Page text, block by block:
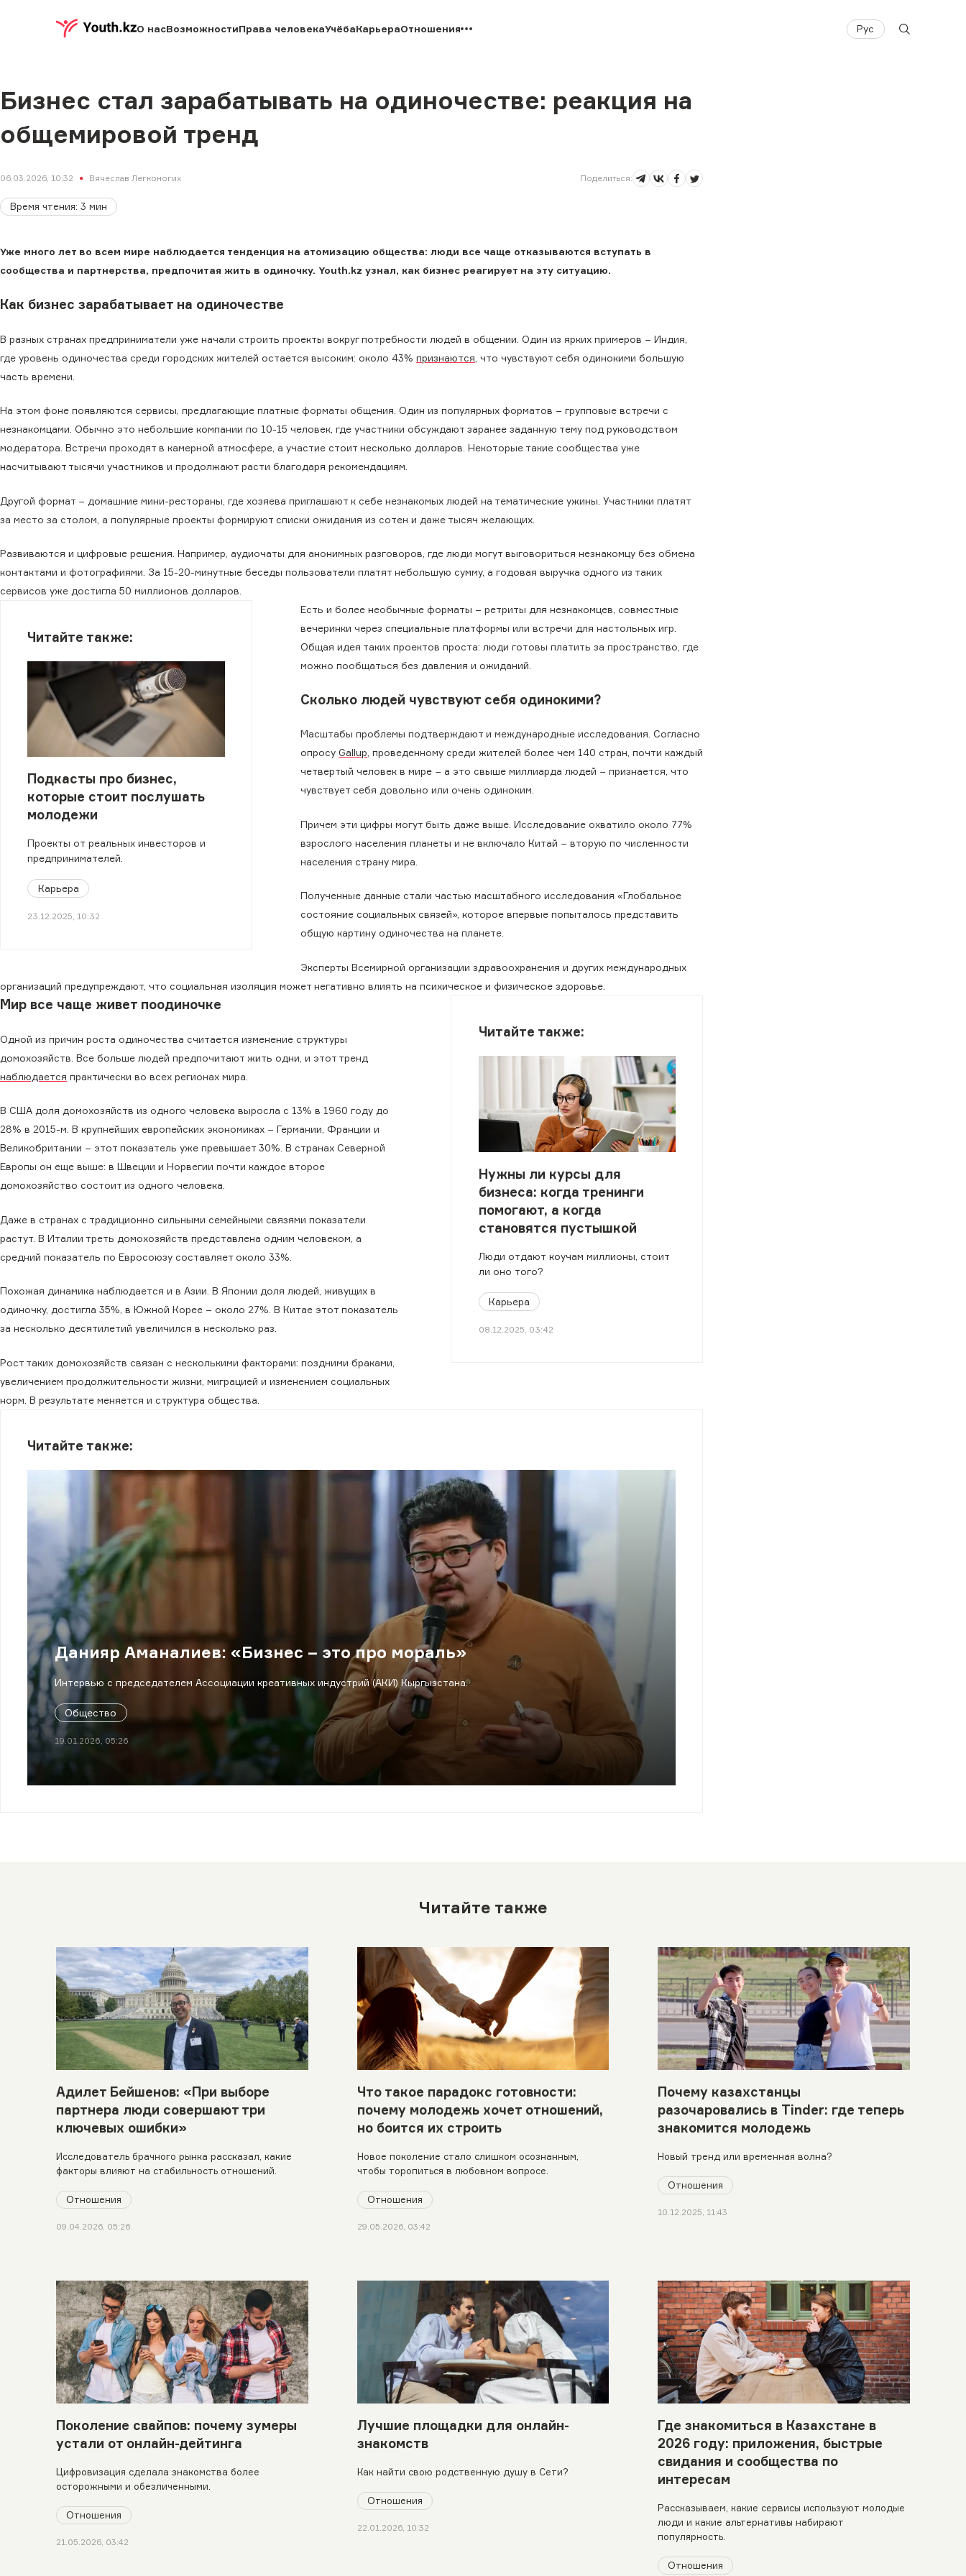
О насВозможностиПрава человекаУчёбаКарьераОтношения Рус
Бизнес стал зарабатывать на одиночестве: реакция на
общемировой тренд
06.03.2026, 10:32 Вячеслав Легконогих Поделиться:
Время чтения: 3 мин
Уже много лет во всем мире наблюдается тенденция на атомизацию общества: люди все чаще отказываются вступать в
сообщества и партнерства, предпочитая жить в одиночку. Youth.kz узнал, как бизнес реагирует на эту ситуацию.
Как бизнес зарабатывает на одиночестве
В разных странах предприниматели уже начали строить проекты вокруг потребности людей в общении. Один из ярких примеров − Индия,
где уровень одиночества среди городских жителей остается высоким: около 43% признаются , что чувствуют себя одинокими большую
часть времени.
На этом фоне появляются сервисы, предлагающие платные форматы общения. Один из популярных форматов − групповые встречи с
незнакомцами. Обычно это небольшие компании по 10-15 человек, где участники обсуждают заранее заданную тему под руководством
модератора. Встречи проходят в камерной атмосфере, а участие стоит несколько долларов. Некоторые такие сообщества уже
насчитывают тысячи участников и продолжают расти благодаря рекомендациям.
Другой формат − домашние мини-рестораны, где хозяева приглашают к себе незнакомых людей на тематические ужины. Участники платят
за место за столом, а популярные проекты формируют списки ожидания из сотен и даже тысяч желающих.
Развиваются и цифровые решения. Например, аудиочаты для анонимных разговоров, где люди могут выговориться незнакомцу без обмена
контактами и фотографиями. За 15-20-минутные беседы пользователи платят небольшую сумму, а годовая выручка одного из таких
сервисов уже достигла 50 миллионов долларов.
Читайте также:
Подкасты про бизнес,
которые стоит послушать
молодежи
Проекты от реальных инвесторов и
предпринимателей.
Карьера
23.12.2025, 10:32
Есть и более необычные форматы − ретриты для незнакомцев, совместные
вечеринки через специальные платформы или встречи для настольных игр.
Общая идея таких проектов проста: люди готовы платить за пространство, где
можно пообщаться без давления и ожиданий.
Сколько людей чувствуют себя одинокими?
Масштабы проблемы подтверждают и международные исследования. Согласно
опросуGallup, проведенному среди жителей более чем 140 стран, почти каждый
четвертый человек в мире − а это свыше миллиарда людей − признается, что
чувствует себя довольно или очень одиноким.
Причем эти цифры могут быть даже выше. Исследование охватило около 77%
взрослого населения планеты и не включало Китай − вторую по численности
населения страну мира.
Полученные данные стали частью масштабного исследования «Глобальное
состояние социальных связей», которое впервые попыталось представить
общую картину одиночества на планете.
Эксперты Всемирной организации здравоохранения и других международных
организаций предупреждают, что социальная изоляция может негативно влиять на психическое и физическое здоровье.
Читайте также:
Нужны ли курсы для
бизнеса: когда тренинги
помогают, а когда
становятся пустышкой
Люди отдают коучам миллионы, стоит
ли оно того?
Карьера
08.12.2025, 03:42
Мир все чаще живет поодиночке
Одной из причин роста одиночества считается изменение структуры
домохозяйств. Все больше людей предпочитают жить одни, и этот тренд
наблюдается практически во всех регионах мира.
В США доля домохозяйств из одного человека выросла с 13% в 1960 году до
28% в 2015-м. В крупнейших европейских экономиках − Германии, Франции и
Великобритании − этот показатель уже превышает 30%. В странах Северной
Европы он еще выше: в Швеции и Норвегии почти каждое второе
домохозяйство состоит из одного человека.
Даже в странах с традиционно сильными семейными связями показатели
растут. В Италии треть домохозяйств представлена одним человеком, а
средний показатель по Евросоюзу составляет около 33%.
Похожая динамика наблюдается и в Азии. В Японии доля людей, живущих в
одиночку, достигла 35%, в Южной Корее − около 27%. В Китае этот показатель
за несколько десятилетий увеличился в несколько раз.
Рост таких домохозяйств связан с несколькими факторами: поздними браками,
увеличением продолжительности жизни, миграцией и изменением социальных
норм. В результате меняется и структура общества.
Читайте также:
Данияр Аманалиев: «Бизнес – это про мораль»
Интервью с председателем Ассоциации креативных индустрий (АКИ) Кыргызстана.
Общество
19.01.2026, 05:26
Читайте также
Адилет Бейшенов: «При выборе
партнера люди совершают три
ключевых ошибки»
Исследователь брачного рынка рассказал, какие
факторы влияют на стабильность отношений.
Отношения
09.04.2026, 05:26
Что такое парадокс готовности:
почему молодежь хочет отношений,
но боится их строить
Новое поколение стало слишком осознанным,
чтобы торопиться в любовном вопросе.
Отношения
29.05.2026, 03:42
Почему казахстанцы
разочаровались в Tinder: где теперь
знакомится молодежь
Новый тренд или временная волна?
Отношения
10.12.2025, 11:43
Поколение свайпов: почему зумеры
устали от онлайн-дейтинга
Цифровизация сделала знакомства более
осторожными и обезличенными.
Отношения
21.05.2026, 03:42
Лучшие площадки для онлайн-
знакомств
Как найти свою родственную душу в Сети?
Отношения
22.01.2026, 10:32
Где знакомиться в Казахстане в
2026 году: приложения, быстрые
свидания и сообщества по
интересам
Рассказываем, какие сервисы используют молодые
люди и какие альтернативы набирают
популярность.
Отношения